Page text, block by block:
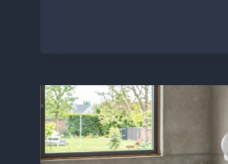
:
PAR
OÙ
COMMENCER
?